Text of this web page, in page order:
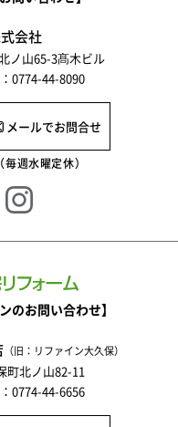
会社
ノ山65-3髙木ビル
0774-44-8090
メールでお問合せ
週水曜定休）
のお問い合わせ】
（旧：リファイン大久保）
北ノ山82-11
0774-44-6656